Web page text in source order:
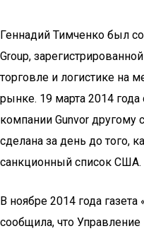
Геннадий Тимченко был
Group,
торговле и логистике на
рынке. 19 марта 2014
компании Gunvor
сделана за день до того,
санкционный список США.
В ноябре 2014 года
сообщила, что